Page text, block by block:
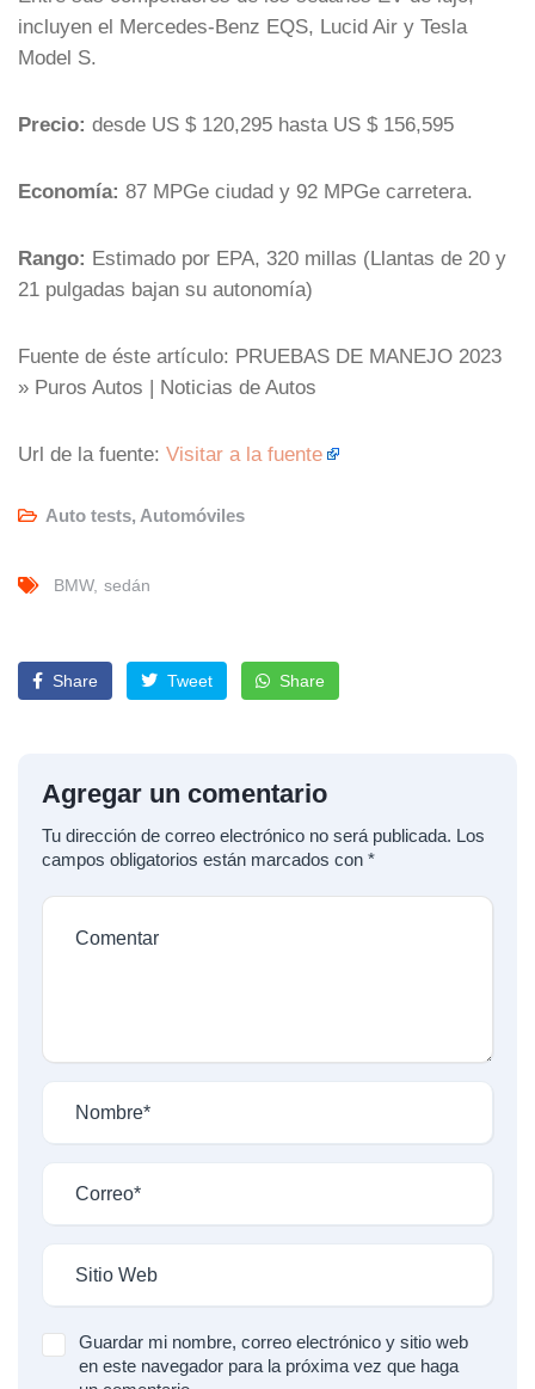
incluyen el Mercedes-Benz EQS, Lucid Air y Tesla
Model S.
Precio: desde US $ 120,295 hasta US $ 156,595
Economía: 87 MPGe ciudad y 92 MPGe carretera.
Rango: Estimado por EPA, 320 millas (Llantas de 20 y
21 pulgadas bajan su autonomía)
Fuente de éste artículo: PRUEBAS DE MANEJO 2023
» Puros Autos | Noticias de Autos
Url de la fuente: Visitar a la fuente
Auto tests, Automóviles
BMW sedán
Share Tweet Share
Agregar un comentario
Tu dirección de correo electrónico no será publicada. Los
campos obligatorios están marcados con *
Guardar mi nombre, correo electrónico y sitio web
en este navegador para la próxima vez que haga